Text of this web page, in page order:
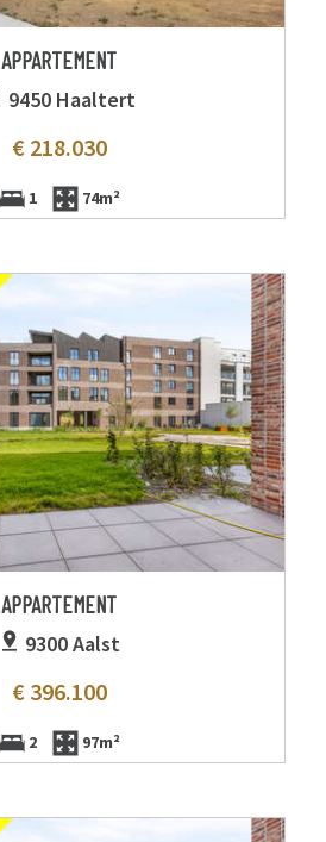
APPARTEMENT
9450 Haaltert
€ 218.030
1 74m²
APPARTEMENT
9300 Aalst
€ 396.100
2 97m²